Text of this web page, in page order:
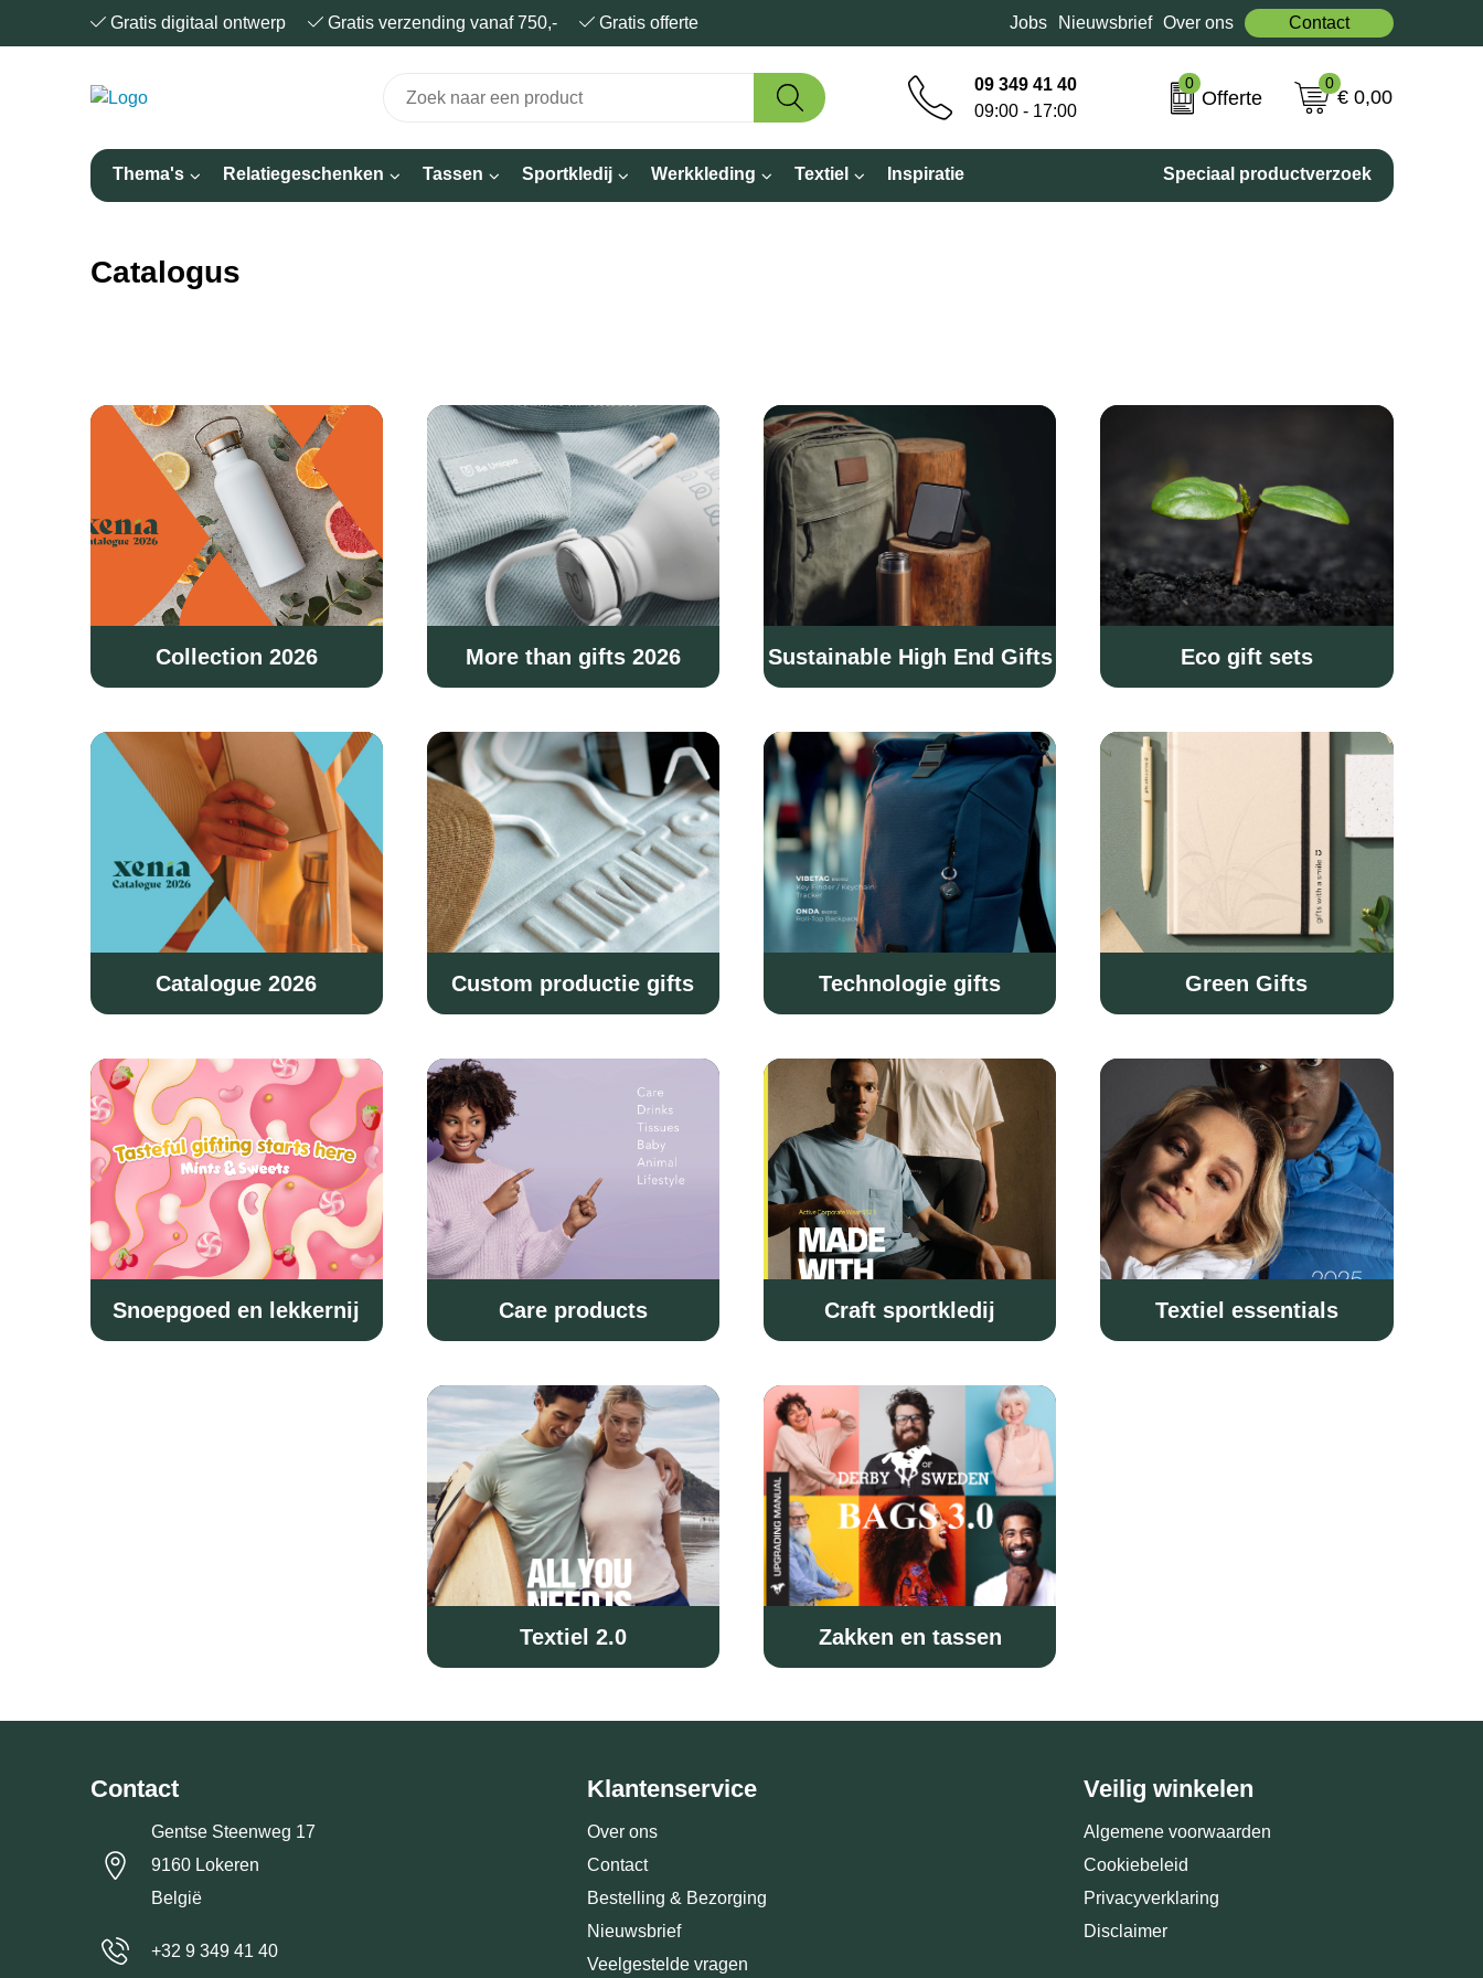
Gratis digitaal ontwerp Gratis verzending vanaf 750,- Gratis offerte Jobs Nieuwsbrief Over ons Contact
09 349 41 40
09:00 - 17:00
0
Offerte
0
€ 0,00
Thema's Relatiegeschenken Tassen Sportkledij Werkkleding Textiel Inspiratie Speciaal productverzoek
Catalogus
Collection 2026 More than gifts 2026 Sustainable High End Gifts Eco gift sets
Catalogue 2026 Custom productie gifts Technologie gifts Green Gifts
Snoepgoed en lekkernij Care products Craft sportkledij Textiel essentials
Textiel 2.0 Zakken en tassen
Contact
Gentse Steenweg 17
9160 Lokeren
België
+32 9 349 41 40
Klantenservice
Over ons
Contact
Bestelling & Bezorging
Nieuwsbrief
Veelgestelde vragen
Veilig winkelen
Algemene voorwaarden
Cookiebeleid
Privacyverklaring
Disclaimer